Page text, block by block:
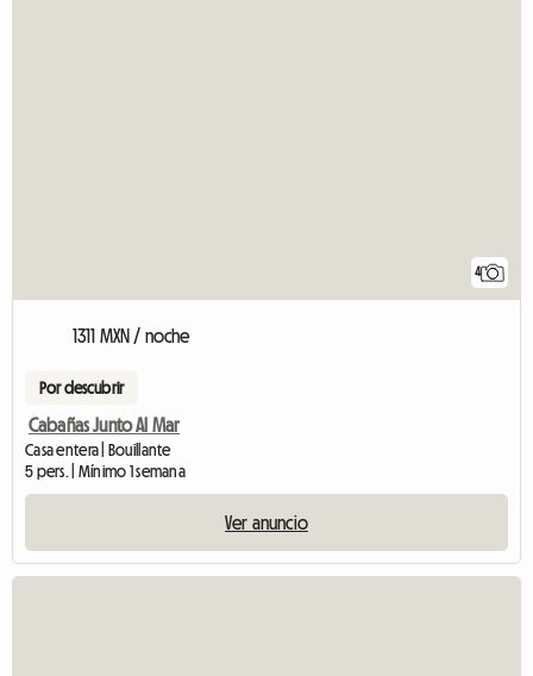
4
1311 MXN / noche
Por descubrir
Cabañas Junto Al Mar
Casa entera | Bouillante
5 pers. | Mínimo 1 semana
Ver anuncio